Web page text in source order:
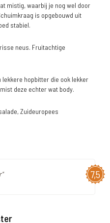
mistig, waarbij je nog wel door
is opgebouwd uit
stabiel.
neus. Fruitachtige
lekkere hopbitter die ook lekker
deze echter wat body.
Zuideuropees
7,5